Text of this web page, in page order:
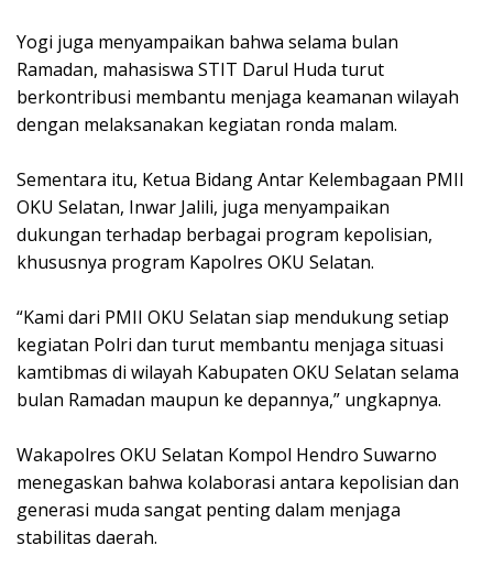
Yogi juga menyampaikan bahwa selama bulan
Ramadan, mahasiswa STIT Darul Huda turut
berkontribusi membantu menjaga keamanan wilayah
dengan melaksanakan kegiatan ronda malam.
Sementara itu, Ketua Bidang Antar Kelembagaan PMII
OKU Selatan, Inwar Jalili, juga menyampaikan
dukungan terhadap berbagai program kepolisian,
khususnya program Kapolres OKU Selatan.
“Kami dari PMII OKU Selatan siap mendukung setiap
kegiatan Polri dan turut membantu menjaga situasi
kamtibmas di wilayah Kabupaten OKU Selatan selama
bulan Ramadan maupun ke depannya,” ungkapnya.
Wakapolres OKU Selatan Kompol Hendro Suwarno
menegaskan bahwa kolaborasi antara kepolisian dan
generasi muda sangat penting dalam menjaga
stabilitas daerah.